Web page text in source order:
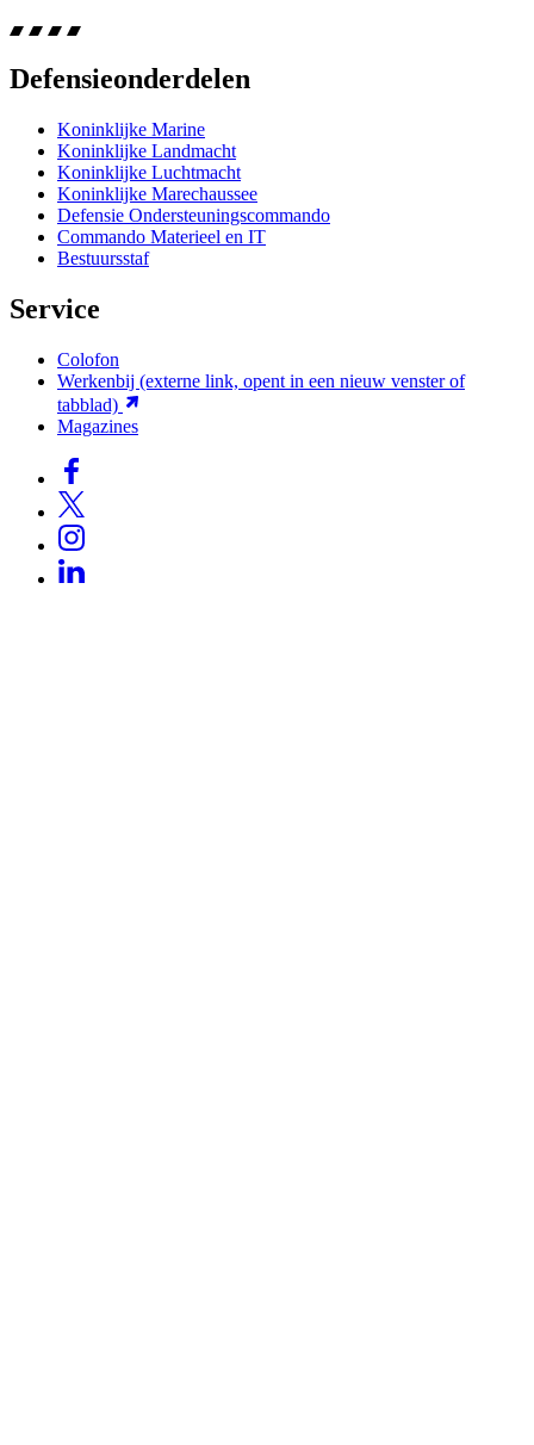
Defensieonderdelen
Koninklijke Marine
Koninklijke Landmacht
Koninklijke Luchtmacht
Koninklijke Marechaussee
Defensie Ondersteuningscommando
Commando Materieel en IT
Bestuursstaf
Service
Colofon
Werkenbij (externe link, opent in een nieuw venster of
tabblad)
Magazines